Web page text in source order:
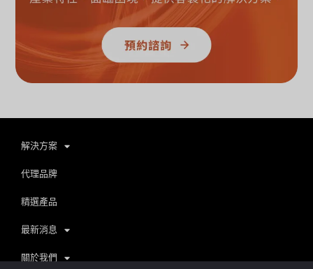
解決方案
代理品牌
精選產品
最新消息
關於我們